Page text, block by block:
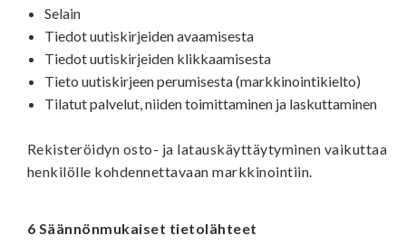
Selain
Tiedot uutiskirjeiden avaamisesta
Tiedot uutiskirjeiden klikkaamisesta
Tieto uutiskirjeen perumisesta (markkinointikielto)
Tilatut palvelut, niiden toimittaminen ja laskuttaminen
Rekisteröidyn osto- ja latauskäyttäytyminen vaikuttaa
henkilölle kohdennettavaan markkinointiin.
6 Säännönmukaiset tietolähteet